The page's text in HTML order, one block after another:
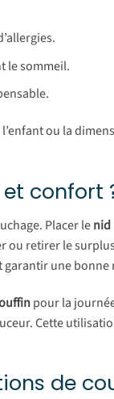
le sommeil.
l’enfant ou la
confort
Placer lenid
ou retirer le
garantir une
pour la
Cette
de